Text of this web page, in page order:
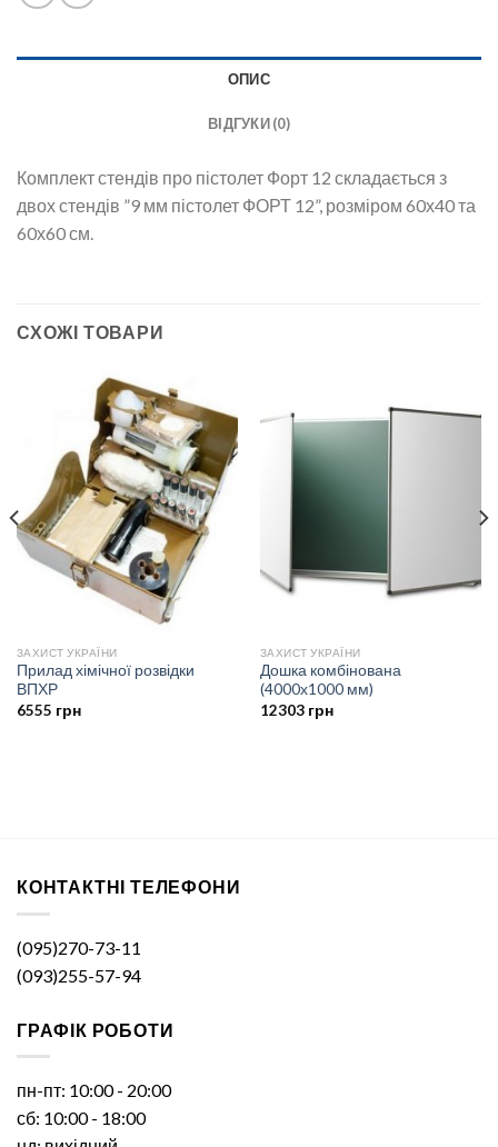
ОПИС
ВІДГУКИ (0)
Комплект стендів про пістолет Форт 12 складається з
двох стендів ”9 мм пістолет ФОРТ 12”, розміром 60х40 та
60х60 см.
СХОЖІ ТОВАРИ
ЗАХИСТ УКРАЇНИ
Прилад хімічної розвідки
ВПХР
6555 грн
ЗАХИСТ УКРАЇНИ
Дошка комбінована
(4000х1000 мм)
12303 грн
КОНТАКТНІ ТЕЛЕФОНИ
(095)270-73-11
(093)255-57-94
ГРАФІК РОБОТИ
пн-пт: 10:00 - 20:00
сб: 10:00 - 18:00